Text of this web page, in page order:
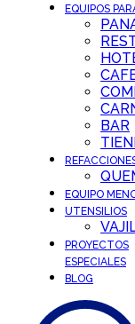
EQUIPOS
BAR
EQUIPO
UTENSILIOS
PROYECTOS
ESPECIALES
BLOG